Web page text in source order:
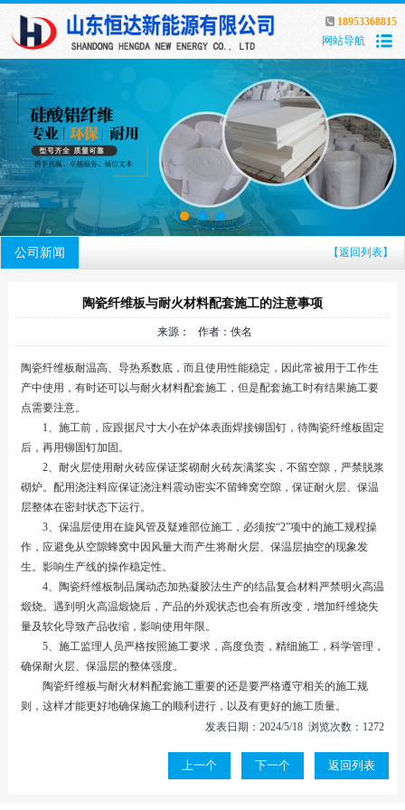
18953368815
网站导航
公司新闻 【返回列表】
陶瓷纤维板与耐火材料配套施工的注意事项
来源： 作者：佚名
陶瓷纤维板耐温高、导热系数底，而且使用性能稳定，因此常被用于工作生
产中使用，有时还可以与耐火材料配套施工，但是配套施工时有结果施工要
点需要注意。
1、施工前，应跟据尺寸大小在炉体表面焊接铆固钉，待陶瓷纤维板固定
后，再用铆固钉加固。
2、耐火层使用耐火砖应保证桨砌耐火砖灰满桨实，不留空隙，严禁脱浆
砌炉。配用浇注料应保证浇注料震动密实不留蜂窝空隙，保证耐火层、保温
层整体在密封状态下运行。
3、保温层使用在旋风管及疑难部位施工，必须按“2”项中的施工规程操
作，应避免从空隙蜂窝中因风量大而产生将耐火层、保温层抽空的现象发
生。影响生产线的操作稳定性。
4、陶瓷纤维板制品属动态加热凝胶法生产的结晶复合材料严禁明火高温
煅烧。遇到明火高温煅烧后，产品的外观状态也会有所改变，增加纤维烧失
量及软化导致产品收缩，影响使用年限。
5、施工监理人员严格按照施工要求，高度负责，精细施工，科学管理，
确保耐火层、保温层的整体强度。
陶瓷纤维板与耐火材料配套施工重要的还是要严格遵守相关的施工规
则，这样才能更好地确保施工的顺利进行，以及有更好的施工质量。
发表日期：2024/5/18 浏览次数：1272
上一个 下一个 返回列表